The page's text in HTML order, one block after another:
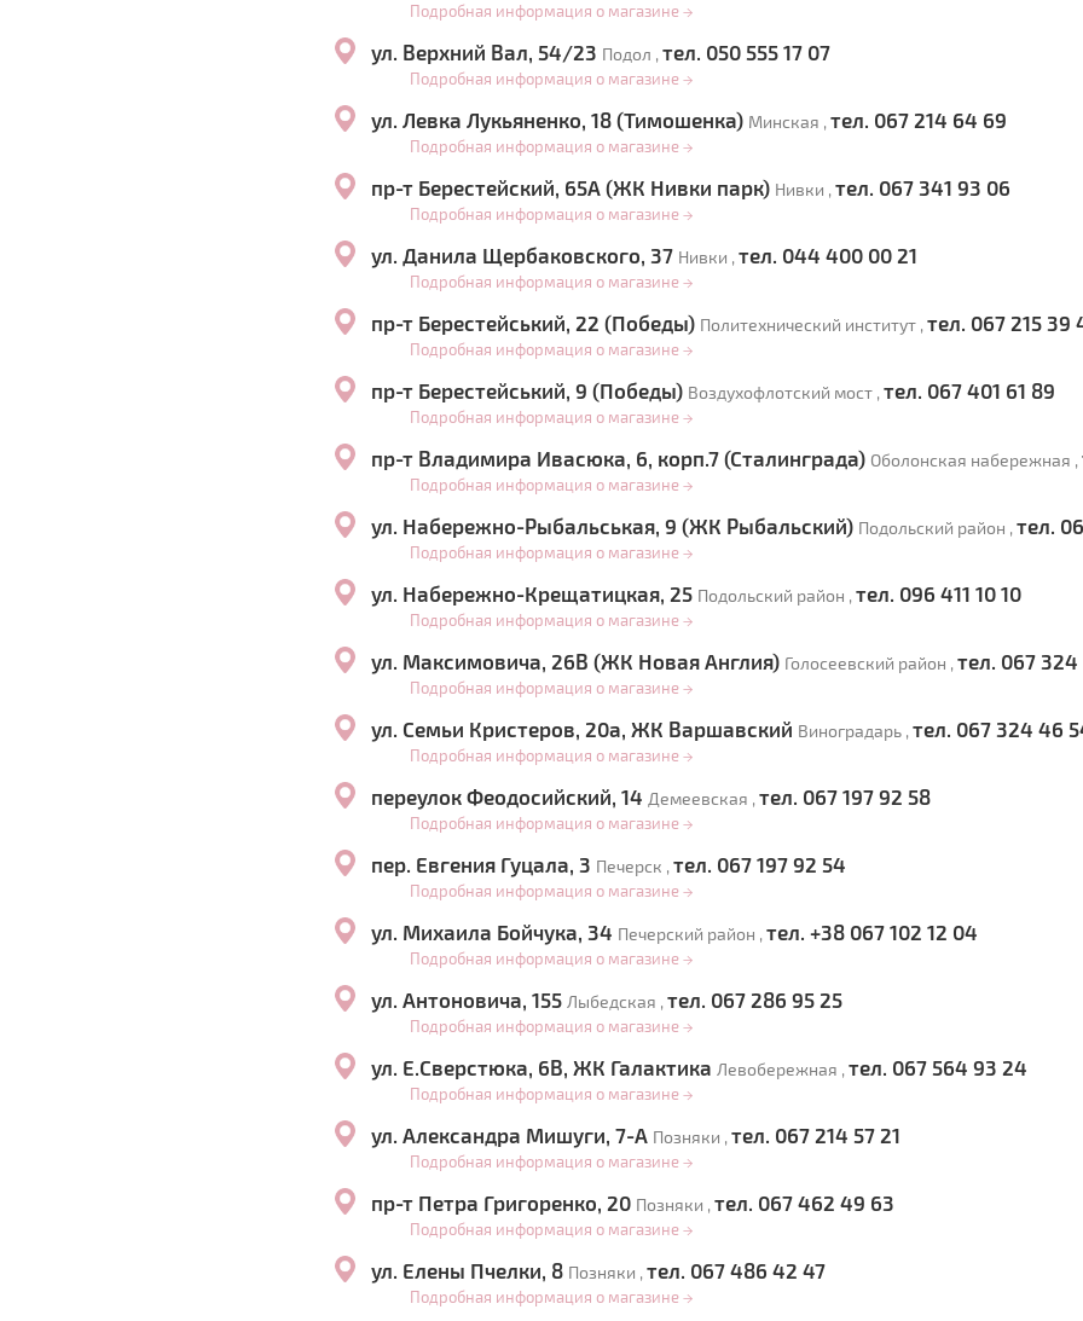
Подробная информация о магазине →
ул. Верхний Вал, 54/23 Подол , тел. 050 555 17 07
Подробная информация о магазине →
ул. Левка Лукьяненко, 18 (Тимошенка) Минская , тел. 067 214 64 69
Подробная информация о магазине →
пр-т Берестейский, 65А (ЖК Нивки парк) Нивки , тел. 067 341 93 06
Подробная информация о магазине →
ул. Данила Щербаковского, 37 Нивки , тел. 044 400 00 21
Подробная информация о магазине →
пр-т Берестейський, 22 (Победы) Политехнический институт , тел. 067 215 39
Подробная информация о магазине →
пр-т Берестейський, 9 (Победы) Воздухофлотский мост , тел. 067 401 61 89
Подробная информация о магазине →
пр-т Владимира Ивасюка, 6, корп.7 (Сталинграда) Оболонская набережная ,
Подробная информация о магазине →
ул. Набережно-Рыбальськая, 9 (ЖК Рыбальский) Подольский район , тел.
Подробная информация о магазине →
ул. Набережно-Крещатицкая, 25 Подольский район , тел. 096 411 10 10
Подробная информация о магазине →
ул. Максимовича, 26В (ЖК Новая Англия) Голосеевский район , тел. 067 324
Подробная информация о магазине →
ул. Семьи Кристеров, 20а, ЖК Варшавский Виноградарь , тел. 067 324 46
Подробная информация о магазине →
переулок Феодосийский, 14 Демеевская , тел. 067 197 92 58
Подробная информация о магазине →
пер. Евгения Гуцала, 3 Печерск , тел. 067 197 92 54
Подробная информация о магазине →
ул. Михаила Бойчука, 34 Печерский район , тел. +38 067 102 12 04
Подробная информация о магазине →
ул. Антоновича, 155 Лыбедская , тел. 067 286 95 25
Подробная информация о магазине →
ул. Е.Сверстюка, 6В, ЖК Галактика Левобережная , тел. 067 564 93 24
Подробная информация о магазине →
ул. Александра Мишуги, 7-А Позняки , тел. 067 214 57 21
Подробная информация о магазине →
пр-т Петра Григоренко, 20 Позняки , тел. 067 462 49 63
Подробная информация о магазине →
ул. Елены Пчелки, 8 Позняки , тел. 067 486 42 47
Подробная информация о магазине →